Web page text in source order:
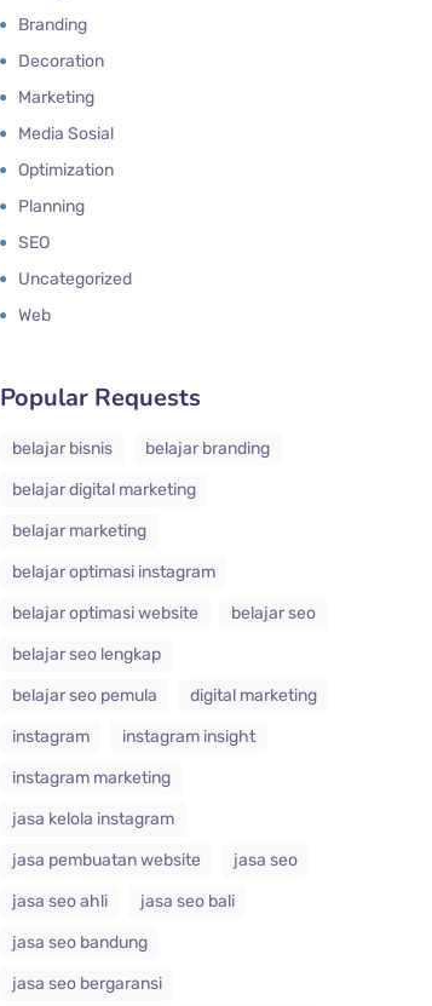
Branding
Decoration
Marketing
Media Sosial
Optimization
Planning
SEO
Uncategorized
Web
Popular Requests
belajar bisnis
belajar branding
belajar digital marketing
belajar marketing
belajar optimasi instagram
belajar optimasi website
belajar seo
belajar seo lengkap
belajar seo pemula
digital marketing
instagram
instagram insight
instagram marketing
jasa kelola instagram
jasa pembuatan website
jasa seo
jasa seo ahli
jasa seo bali
jasa seo bandung
jasa seo bergaransi